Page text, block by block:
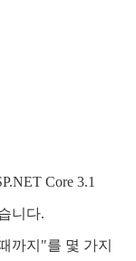
Core 3.1
니다.
까지"를 몇 가지